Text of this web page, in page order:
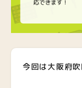
今回は大阪府